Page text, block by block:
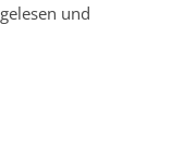
gelesen und